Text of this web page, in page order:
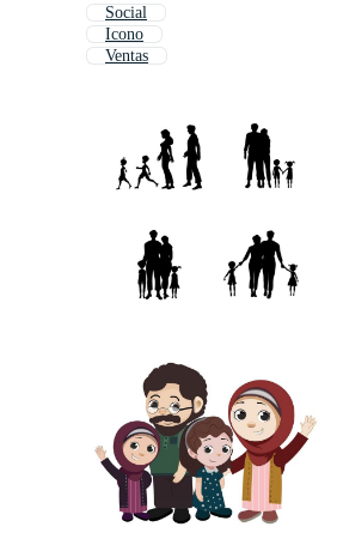
Social
Icono
Ventas